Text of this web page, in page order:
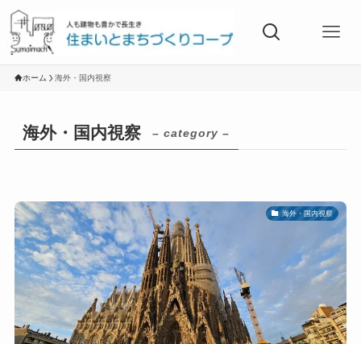
ホーム 海外・国内視察
海外・国内視察 – category –
海外・国内視察